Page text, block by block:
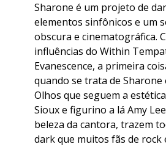
Sharone é um projeto de
elementos sinfônicos e um
obscura e cinematográfica.
influências do Within
Evanescence, a primeira
quando se trata de Sharone
Olhos que seguem a
Sioux e figurino a lá Amy
beleza da cantora, trazem
dark que muitos fãs de rock